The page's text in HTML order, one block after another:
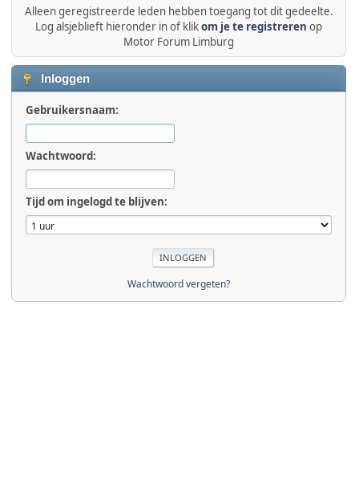
Alleen geregistreerde leden hebben toegang tot dit gedeelte.
Log alsjeblieft hieronder in of klikom je te registreren op
Motor Forum Limburg
Inloggen
Gebruikersnaam:
Wachtwoord:
Tijd om ingelogd te blijven:
Wachtwoord vergeten?